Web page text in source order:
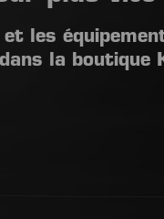
les
la boutique